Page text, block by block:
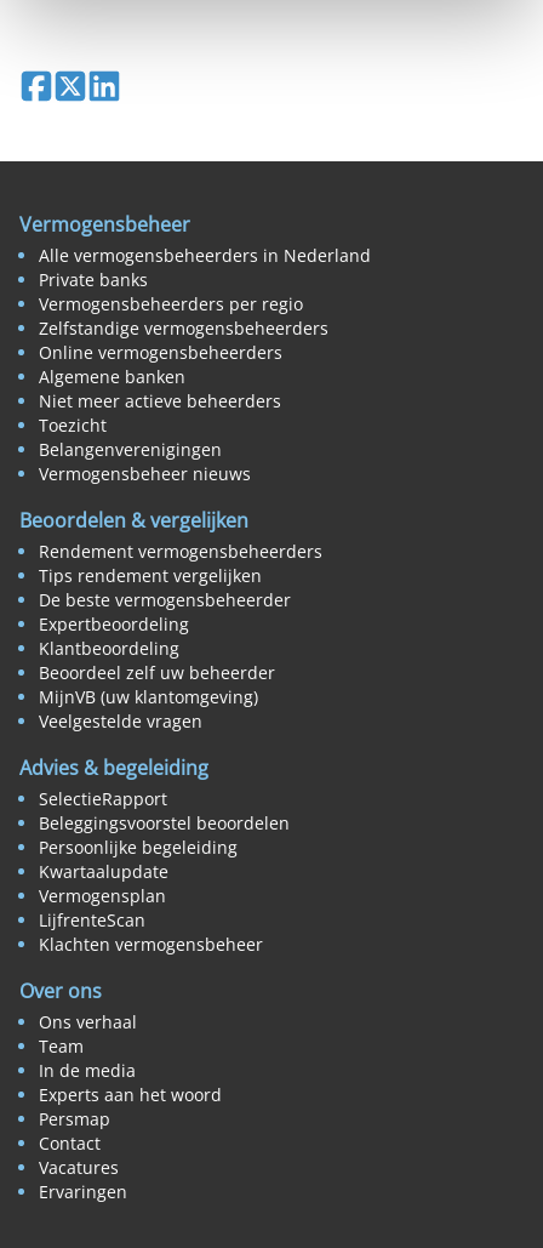
Deel op Facebook
Deel op XDeel op LinkedIn
Vermogensbeheer
Alle vermogensbeheerders in Nederland
Private banks
Vermogensbeheerders per regio
Zelfstandige vermogensbeheerders
Online vermogensbeheerders
Algemene banken
Niet meer actieve beheerders
Toezicht
Belangenverenigingen
Vermogensbeheer nieuws
Beoordelen & vergelijken
Rendement vermogensbeheerders
Tips rendement vergelijken
De beste vermogensbeheerder
Expertbeoordeling
Klantbeoordeling
Beoordeel zelf uw beheerder
MijnVB (uw klantomgeving)
Veelgestelde vragen
Advies & begeleiding
SelectieRapport
Beleggingsvoorstel beoordelen
Persoonlijke begeleiding
Kwartaalupdate
Vermogensplan
LijfrenteScan
Klachten vermogensbeheer
Over ons
Ons verhaal
Team
In de media
Experts aan het woord
Persmap
Contact
Vacatures
Ervaringen